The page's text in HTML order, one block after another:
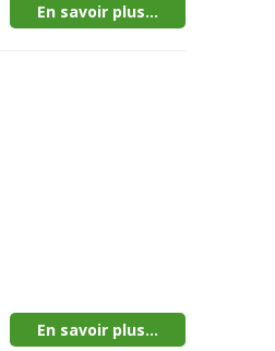
En savoir plus...
En savoir plus...